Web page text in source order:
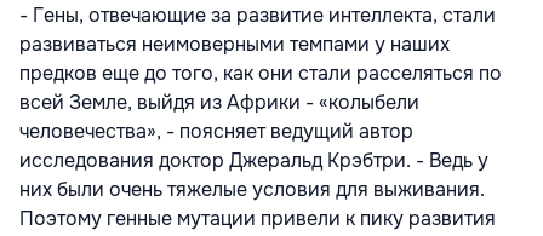
- Гены, отвечающие за развитие интеллекта, стали
развиваться неимоверными темпами у наших
предков еще до того, как они стали расселяться по
всей Земле, выйдя из Африки - «колыбели
человечества», - поясняет ведущий автор
исследования доктор Джеральд Крэбтри. - Ведь у
них были очень тяжелые условия для выживания.
Поэтому генные мутации привели к пику развития